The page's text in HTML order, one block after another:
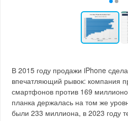
В 2015 году продажи iPhone
впечатляющий рывок: компания
смартфонов против 169
планка держалась на том же
были 233 миллиона, в 2023 году